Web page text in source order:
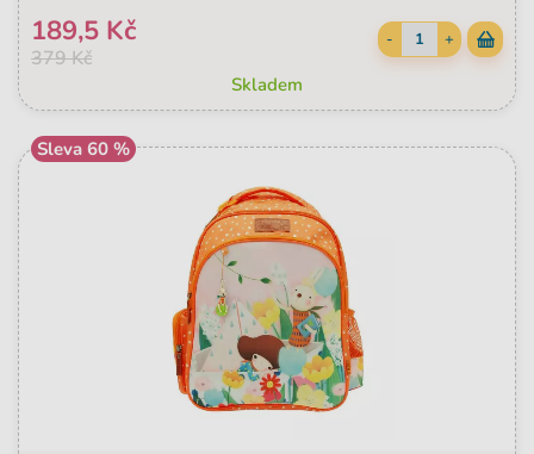
379 Kč
189,5 Kč - +
Skladem
Sleva 60 %